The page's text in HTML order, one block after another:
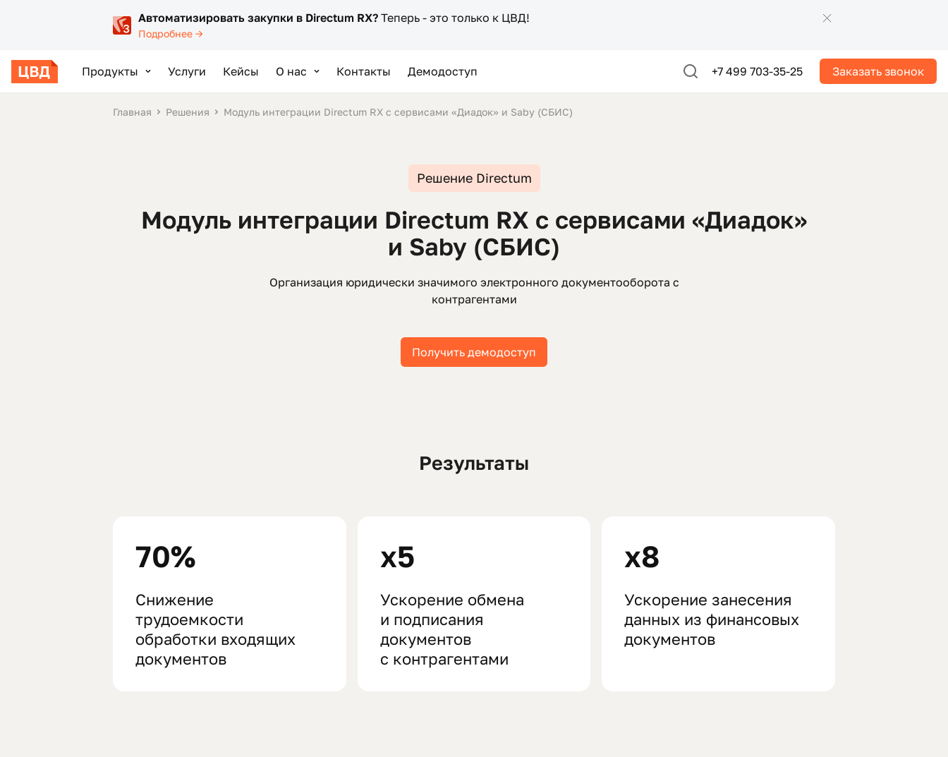
Автоматизировать закупки в Directum RX? Теперь - это только к ЦВД!
Подробнее →
Продукты Услуги Кейсы О нас Контакты Демодоступ +7 499 703-35-25 Заказать звонок
Главная Решения Модуль интеграции Directum RX с сервисами «Диадок» и Saby (СБИС)
Решение Directum
Модуль интеграции Directum RX с сервисами «Диадок»
и Saby (СБИС)
Организация юридически значимого электронного документооборота с
контрагентами
Получить демодоступ
Результаты
70%
Снижение
трудоемкости
обработки входящих
документов
x5
Ускорение обмена
и подписания
документов
с контрагентами
x8
Ускорение занесения
данных из финансовых
документов